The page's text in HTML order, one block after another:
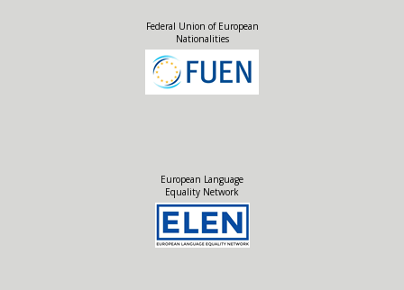
Federal Union of European
Nationalities
European Language
Equality Network